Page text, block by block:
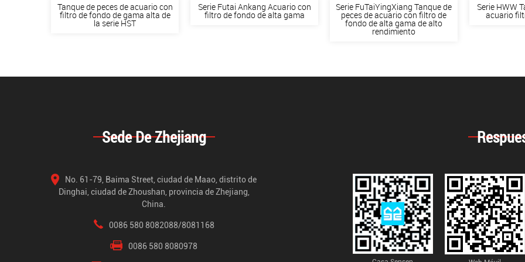
Tanque de peces de acuario con
filtro de fondo de gama alta de
la serie HST
Serie Futai Ankang Acuario con
filtro de fondo de alta gama
Serie FuTaiYingXiang Tanque de
peces de acuario con filtro de
fondo de alta gama de alto
rendimiento
Serie HWW
acuario
Sede De Zhejiang
No. 61-79, Baima Street, ciudad de Maao, distrito de
Dinghai, ciudad de Zhoushan, provincia de Zhejiang,
China.
0086 580 8082088/8081168
0086 580 8080978